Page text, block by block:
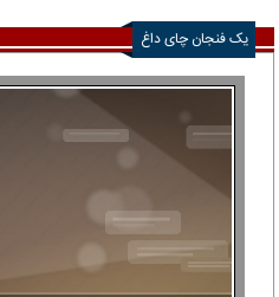
یک فنجان چای داغ